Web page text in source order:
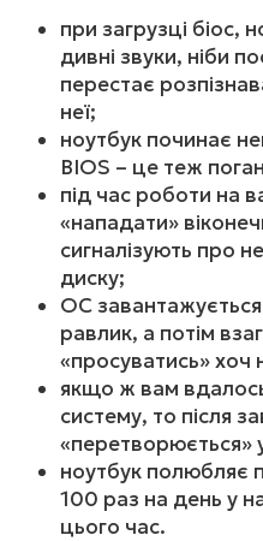
при загрузці біос,
дивні звуки, ніби
перестає
неї;
ноутбук починає
BIOS – це теж
під час роботи на
«нападати»
сигналізують про
диску;
ОС
равлик, а потім
«просуватись» хоч
якщо ж вам
систему, то після
«перетворюється»
ноутбук полюбляє
100 раз на день у
цього час.